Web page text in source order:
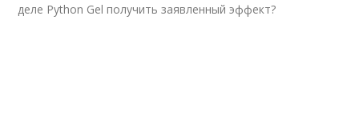
деле Python Gel получить заявленный эффект?